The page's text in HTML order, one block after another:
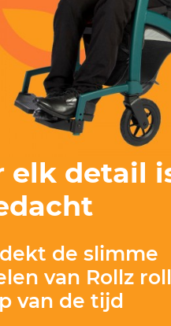
elk detail
de slimme
van Rollz
van de tijd